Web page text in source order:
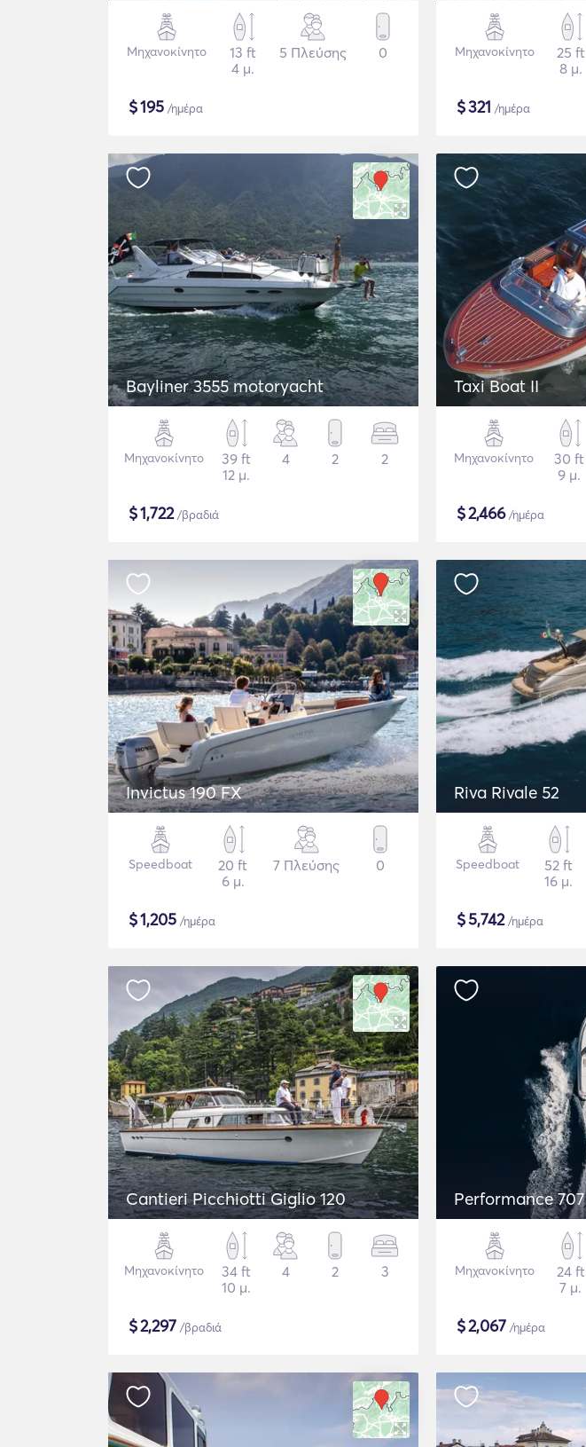
Μηχανοκίνητο
13 ft
4 μ.
5 Πλεύσης 0
$195 /ημέρα
Μηχανοκίνητο
25 ft
8 μ.
$321 /ημέρα
Bayliner 3555 motoryacht
Μηχανοκίνητο
39 ft
12 μ.
4 2 2
$1,722/βραδιά
Taxi Boat II
Μηχανοκίνητο
30 ft
9 μ.
$2,466/ημέρα
Invictus 190 FX
Speedboat
20 ft
6 μ.
7 Πλεύσης 0
$1,205 /ημέρα
Riva Rivale 52
Speedboat
52 ft
16 μ.
$5,742/ημέρα
Cantieri Picchiotti Giglio 120
Μηχανοκίνητο
34 ft
10 μ.
4 2 3
$2,297 /βραδιά
Performance 707
Μηχανοκίνητο
24 ft
7 μ.
$2,067 /ημέρα